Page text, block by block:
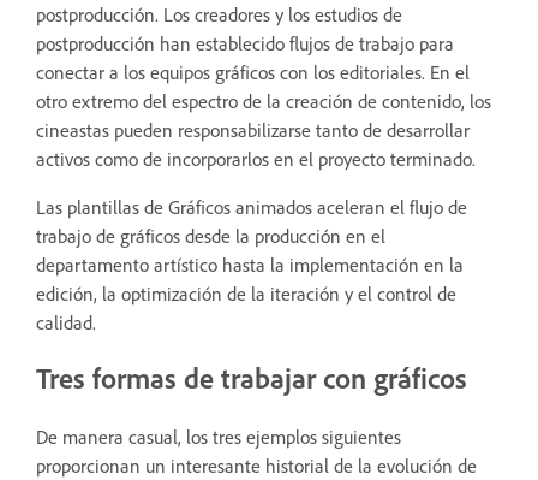
postproducción. Los creadores y los estudios de
postproducción han establecido flujos de trabajo para
conectar a los equipos gráficos con los editoriales. En el
otro extremo del espectro de la creación de contenido, los
cineastas pueden responsabilizarse tanto de desarrollar
activos como de incorporarlos en el proyecto terminado.
Las plantillas de Gráficos animados aceleran el flujo de
trabajo de gráficos desde la producción en el
departamento artístico hasta la implementación en la
edición, la optimización de la iteración y el control de
calidad.
Tres formas de trabajar con gráficos
De manera casual, los tres ejemplos siguientes
proporcionan un interesante historial de la evolución de